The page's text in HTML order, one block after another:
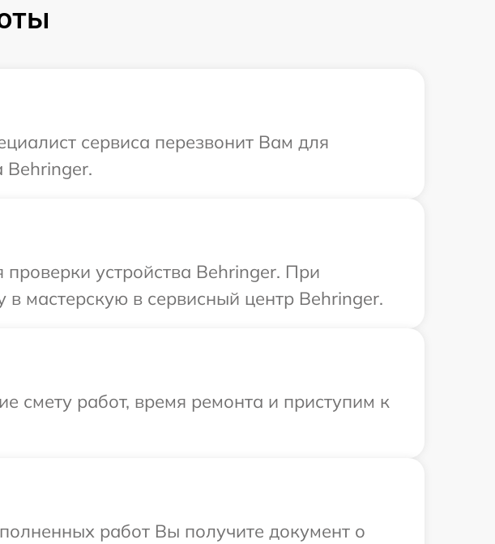
сервиса перезвонит Вам для
Behringer.
устройства Behringer. При
мастерскую в сервисный центр Behringer.
смету работ, время ремонта и приступим к
работ Вы получите документ о